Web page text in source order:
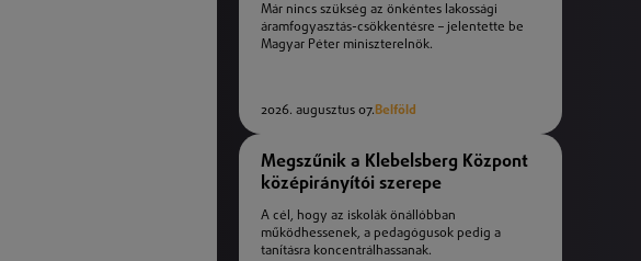
Már nincs szükség az önkéntes lakossági
áramfogyasztás-csökkentésre – jelentette be
Magyar Péter miniszterelnök.
2026. augusztus 07.Belföld
Megszűnik a Klebelsberg Központ
középirányítói szerepe
A cél, hogy az iskolák önállóbban
működhessenek, a pedagógusok pedig a
tanításra koncentrálhassanak.